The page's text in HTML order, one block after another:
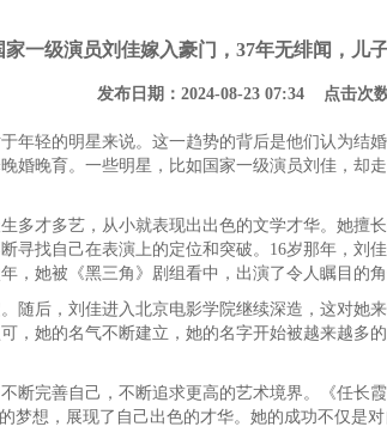
家一级演员刘佳嫁入豪门，37年无绯闻，儿
发布日期：2024-08-23 07:34 点击次
年轻的明星来说。这一趋势的背后是他们认为结
婚晚育。一些明星，比如国家一级演员刘佳，却
多才多艺，从小就表现出出色的文学才华。她擅
寻找自己在表演上的定位和突破。16岁那年，
，她被《黑三角》剧组看中，出演了令人瞩目的角
随后，刘佳进入北京电影学院继续深造，这对她
，她的名气不断建立，她的名字开始被越来越多
断完善自己，不断追求更高的艺术境界。《任
梦想，展现了自己出色的才华。她的成功不仅